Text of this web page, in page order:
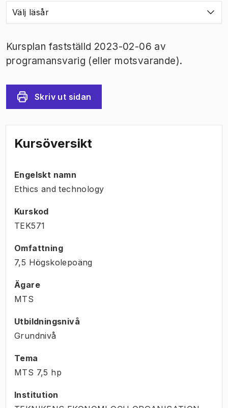
Välj läsår
Kursplan fastställd 2023-02-06 av
programansvarig (eller motsvarande).
Skriv ut sidan
Kursöversikt
Engelskt namn
Ethics and technology
Kurskod
TEK571
Omfattning
7,5 Högskolepoäng
Ägare
MTS
Utbildningsnivå
Grundnivå
Tema
MTS 7,5 hp
Institution